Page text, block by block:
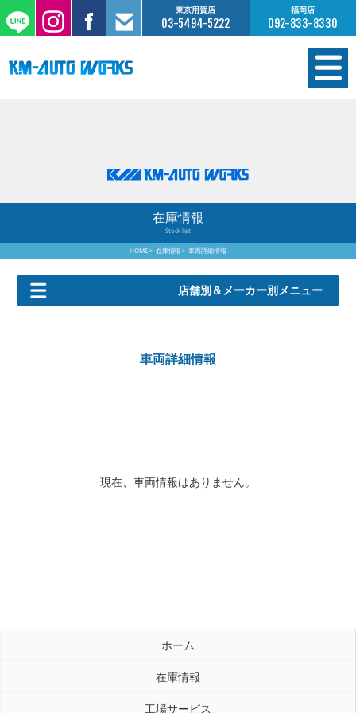
東京用賀店
03-5494-5222
福岡店
092-833-8330
工場サービス
保証について
お支払いについて
店舗案内
在庫情報
Stock list
HOME 在庫情報 車両詳細情報
店舗別＆メーカー別メニュー
車両詳細情報
現在、車両情報はありません。
ホーム
在庫情報
工場サービス